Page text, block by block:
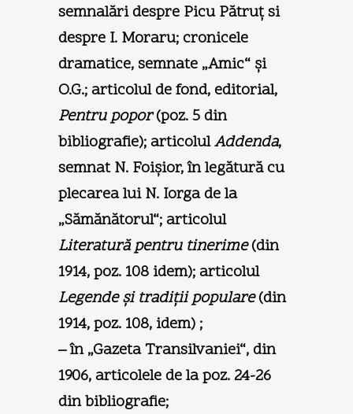
semnalări despre Picu Pătruţ si
despre I. Moraru; cronicele
dramatice, semnate „Amic“ şi
O.G.; articolul de fond, editorial,
Pentru popor(poz. 5 din
bibliografie); articolulAddenda,
semnat N. Foişior, în legătură cu
plecarea lui N. Iorga de la
„Sămănătorul“; articolul
Literatură pentru tinerime(din
1914, poz. 108 idem); articolul
Legende şi tradiţii populare(din
1914, poz. 108, idem) ;
– în „Gazeta Transilvaniei“, din
1906, articolele de la poz. 24-26
din bibliografie;